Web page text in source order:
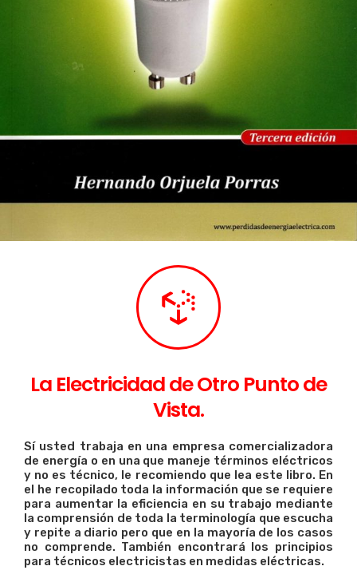
La Electricidad de Otro Punto de
Vista.
Sí usted trabaja en una empresa comercializadora
de energía o en una que maneje términos eléctricos
y no es técnico, le recomiendo que lea este libro. En
el he recopilado toda la información que se requiere
para aumentar la eficiencia en su trabajo mediante
la comprensión de toda la terminología que escucha
y repite a diario pero que en la mayoría de los casos
no comprende. También encontrará los principios
para técnicos electricistas en medidas eléctricas.